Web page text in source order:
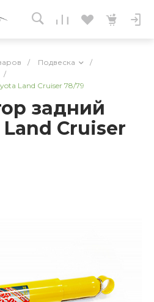
/ Подвеска
/
/
Land Cruiser 78/79
задний
Cruiser